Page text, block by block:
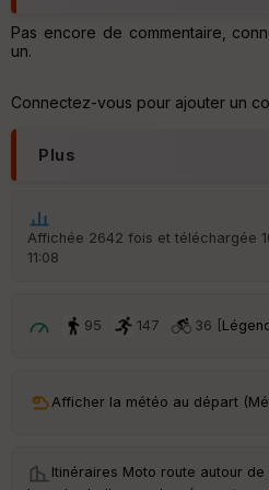
Pas encore de commentaire,
un.
Connectez-vous pour ajouter un
Plus
Affichée 2642 fois et téléchargée
11:08
95 147 36 [
Afficher la météo au départ
Itinéraires Moto route autour de